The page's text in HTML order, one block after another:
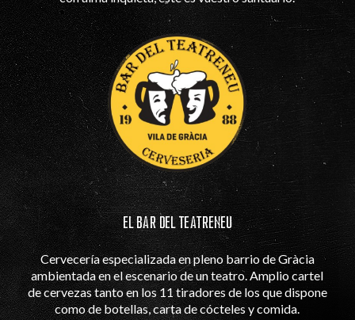
EL BAR DEL TEATRENEU
Cervecería especializada en pleno barrio de Gràcia
ambientada en el escenario de un teatro. Amplio cartel
de cervezas tanto en los 11 tiradores de los que dispone
como de botellas, carta de cócteles y comida.